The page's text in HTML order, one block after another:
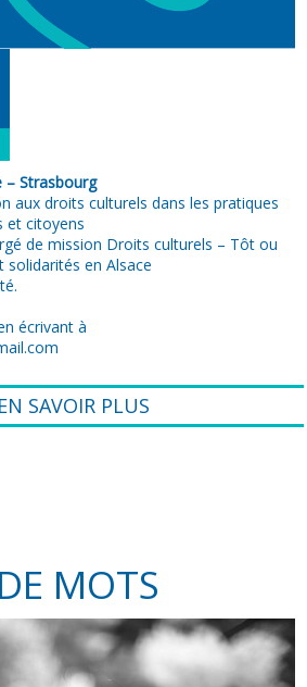
– Strasbourg
aux droits culturels dans les pratiques
et citoyens
de mission Droits culturels – Tôt ou
solidarités en Alsace
écrivant à
EN SAVOIR PLUS
MOTS